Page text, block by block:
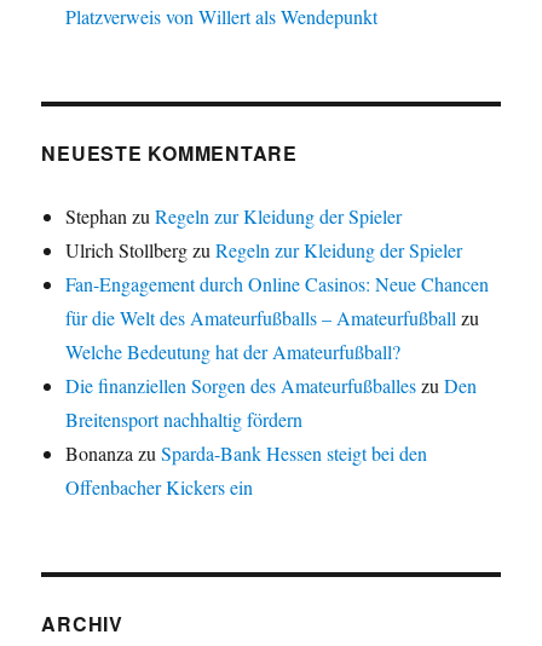
Platzverweis von Willert als Wendepunkt
NEUESTE KOMMENTARE
Stephan zuRegeln zur Kleidung der Spieler
Ulrich StollbergzuRegeln zur Kleidung der Spieler
Fan-Engagement durch Online Casinos: Neue Chancen
für die Welt des Amateurfußballs – Amateurfußball zu
Welche Bedeutung hat der Amateurfußball?
Die finanziellen Sorgen des AmateurfußballeszuDen
Breitensport nachhaltig fördern
Bonanza zuSparda-Bank Hessen steigt bei den
Offenbacher Kickers ein
ARCHIV